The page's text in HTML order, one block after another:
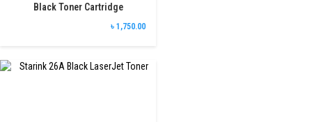
Black Toner Cartridge
৳ 1,750.00